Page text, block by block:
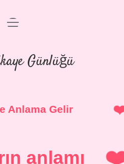
Politikası
menüyü
Günlüğü
Anlama Gelir
anlamı